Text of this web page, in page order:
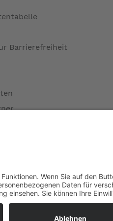
Endschalter und
Barrierefreiheit
MS
bei Dienstleistungen